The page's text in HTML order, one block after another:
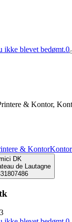
ikke blevet bedømt.0
& Kontor,
& Kontor
DK
de Lautagne